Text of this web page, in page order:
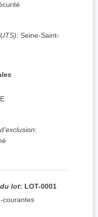
: Seine-Saint-
:
lot: LOT-0001
courantes